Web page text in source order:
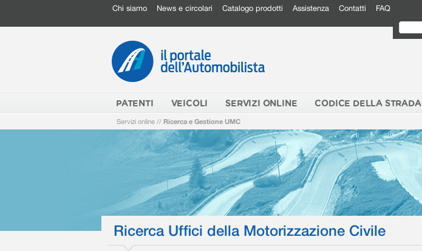
Chi siamo News e circolari Catalogo prodotti Assistenza Contatti FAQ
PATENTI VEICOLI SERVIZI ONLINE CODICE DELLA STRADA
Servizi online // Ricerca e Gestione UMC
Ricerca Uffici della Motorizzazione Civile